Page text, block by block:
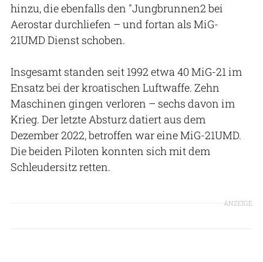
hinzu, die ebenfalls den "Jungbrunnen2 bei
Aerostar durchliefen – und fortan als MiG-
21UMD Dienst schoben.
Insgesamt standen seit 1992 etwa 40 MiG-21 im
Ensatz bei der kroatischen Luftwaffe. Zehn
Maschinen gingen verloren – sechs davon im
Krieg. Der letzte Absturz datiert aus dem
Dezember 2022, betroffen war eine MiG-21UMD.
Die beiden Piloten konnten sich mit dem
Schleudersitz retten.
ANZEIGE